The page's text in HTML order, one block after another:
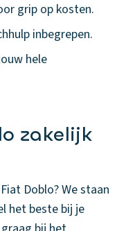
grip op kosten.
inbegrepen.
hele
zakelijk
Doblo? We staan
het beste bij je